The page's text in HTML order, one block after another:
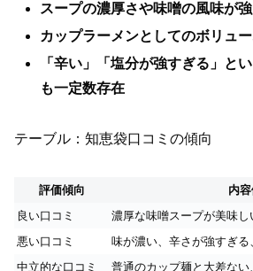
スープの濃厚さや味噌の風味が
カップラーメンとしてのボリュ
「辛い」「塩分が強すぎる」と
も一定数存在
テーブル：知恵袋口コミの傾向
評価傾向
内容
良い口コミ
濃厚な味噌スープが美味
悪い口コミ
味が濃い、辛さが強すぎる
中立的な口コミ
普通のカップ麺と大差な